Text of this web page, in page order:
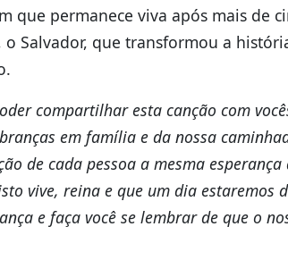
que permanece viva após mais de
o Salvador, que transformou a
compartilhar esta canção com
em família e da nossa
de cada pessoa a mesma
vive, reina e que um dia estaremos
e faça você se lembrar de que o